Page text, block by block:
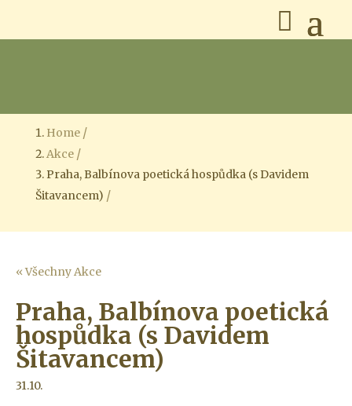
Home
Akce
Praha, Balbínova poetická hospůdka (s Davidem
Šitavancem)
« Všechny Akce
Praha, Balbínova poetická
hospůdka (s Davidem
Šitavancem)
31.10.